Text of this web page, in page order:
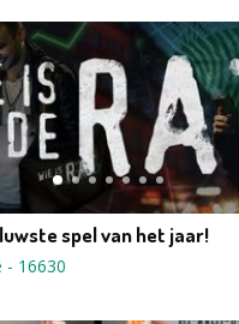
spel van het jaar!
- 16630